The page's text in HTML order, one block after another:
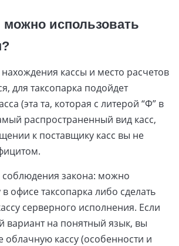
можно использовать
кассы и место расчетов
для таксопарка подойдет
(эта та, которая с литерой “Ф” в
распространенный вид касс,
к поставщику касс вы не
соблюдения закона: можно
в офисе таксопарка либо сделать
серверного исполнения. Если
вариант на понятный язык, вы
облачную кассу (особенности и